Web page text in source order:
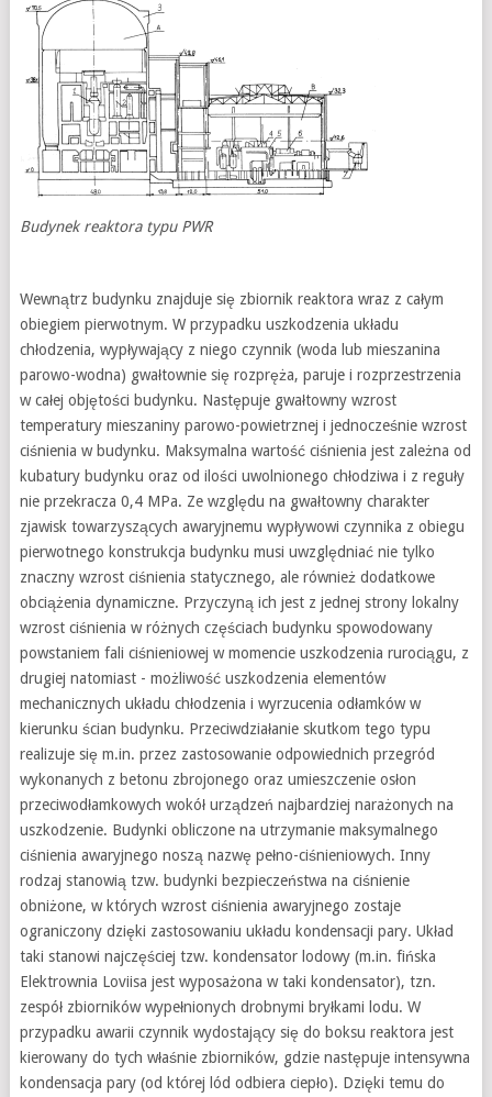
Budynek reaktora typu PWR
Wewnątrz budynku znajduje się zbiornik reaktora wraz z całym
obiegiem pierwotnym. W przypadku uszkodzenia układu
chłodzenia, wypływający z niego czynnik (woda lub mieszanina
parowo-wodna) gwałtownie się rozpręża, paruje i rozprzestrzenia
w całej objętości budynku. Następuje gwałtowny wzrost
temperatury mieszaniny parowo-powietrznej i jednocześnie wzrost
ciśnienia w budynku. Maksymalna wartość ciśnienia jest zależna od
kubatury budynku oraz od ilości uwolnionego chłodziwa i z reguły
nie przekracza 0,4 MPa. Ze względu na gwałtowny charakter
zjawisk towarzyszących awaryjnemu wypływowi czynnika z obiegu
pierwotnego konstrukcja budynku musi uwzględniać nie tylko
znaczny wzrost ciśnienia statycznego, ale również dodatkowe
obciążenia dynamiczne. Przyczyną ich jest z jednej strony lokalny
wzrost ciśnienia w różnych częściach budynku spowodowany
powstaniem fali ciśnieniowej w momencie uszkodzenia rurociągu, z
drugiej natomiast - możliwość uszkodzenia elementów
mechanicznych układu chłodzenia i wyrzucenia odłamków w
kierunku ścian budynku. Przeciwdziałanie skutkom tego typu
realizuje się m.in. przez zastosowanie odpowiednich przegród
wykonanych z betonu zbrojonego oraz umieszczenie osłon
przeciwodłamkowych wokół urządzeń najbardziej narażonych na
uszkodzenie. Budynki obliczone na utrzymanie maksymalnego
ciśnienia awaryjnego noszą nazwę pełno-ciśnieniowych. Inny
rodzaj stanowią tzw. budynki bezpieczeństwa na ciśnienie
obniżone, w których wzrost ciśnienia awaryjnego zostaje
ograniczony dzięki zastosowaniu układu kondensacji pary. Układ
taki stanowi najczęściej tzw. kondensator lodowy (m.in. fińska
Elektrownia Loviisa jest wyposażona w taki kondensator), tzn.
zespół zbiorników wypełnionych drobnymi bryłkami lodu. W
przypadku awarii czynnik wydostający się do boksu reaktora jest
kierowany do tych właśnie zbiorników, gdzie następuje intensywna
kondensacja pary (od której lód odbiera ciepło). Dzięki temu do